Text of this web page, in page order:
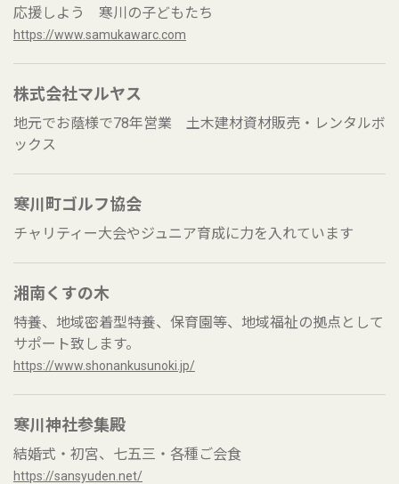
応援しよう 寒川の子どもたち
https://www.samukawarc.com
株式会社マルヤス
地元でお蔭様で78年営業 土木建材資材販売・レンタルボ
ックス
寒川町ゴルフ協会
チャリティー大会やジュニア育成に力を入れています
湘南くすの木
特養、地域密着型特養、保育園等、地域福祉の拠点として
サポート致します。
https://www.shonankusunoki.jp/
寒川神社参集殿
結婚式・初宮、七五三・各種ご会食
https://sansyuden.net/